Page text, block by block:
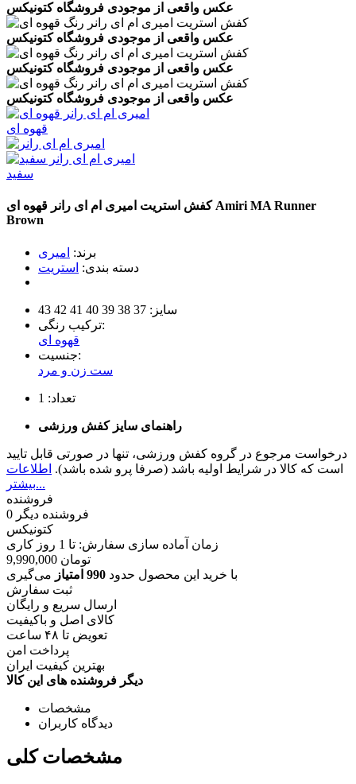
عکس واقعی از موجودی فروشگاه کتونیکس
عکس واقعی از موجودی فروشگاه کتونیکس
عکس واقعی از موجودی فروشگاه کتونیکس
عکس واقعی از موجودی فروشگاه کتونیکس
قهوه ای
سفید
کفش استریت امیری ام ای رانر قهوه ای
Amiri MA Runner
Brown
برند: امیری
دسته بندی: استریت
سایز: 37
38
39
40
41
42
43
ترکیب رنگی:
قهوه ای
جنسیت:
ست زن و مرد
تعداد: 1
راهنمای سایز کفش ورزشی
درخواست مرجوع در گروه کفش ورزشی، تنها در صورتی قابل تایید
است که کالا در شرایط اولیه باشد (صرفا پرو شده باشد). اطلاعات
بیشتر...
فروشنده
0 فروشنده دیگر
کتونیکس
زمان آماده سازی سفارش: تا 1 روز کاری
9,990,000 تومان
با خرید این محصول حدود 990 امتیاز
می‌گیری
ثبت سفارش
ارسال سریع و رایگان
کالای اصل و باکیفیت
تعویض تا ۴۸ ساعت
پرداخت امن
بهترین کیفیت ایران
دیگر فروشنده های این کالا
مشخصات
دیدگاه کاربران
مشخصات کلی